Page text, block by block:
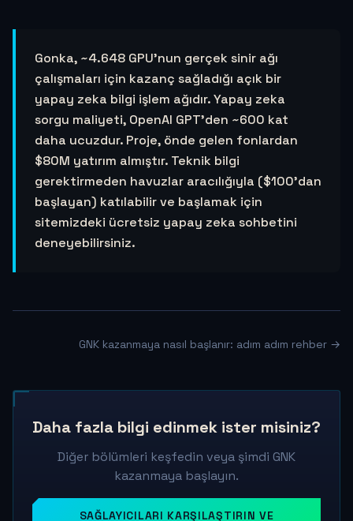
Gonka, ~4.648 GPU'nun gerçek sinir ağı
çalışmaları için kazanç sağladığı açık bir
yapay zeka bilgi işlem ağıdır. Yapay zeka
sorgu maliyeti, OpenAI GPT'den ~600 kat
daha ucuzdur. Proje, önde gelen fonlardan
$80M yatırım almıştır. Teknik bilgi
gerektirmeden havuzlar aracılığıyla ($100'dan
başlayan) katılabilir ve başlamak için
sitemizdeki ücretsiz yapay zeka sohbetini
deneyebilirsiniz.
GNK kazanmaya nasıl başlanır: adım adım rehber →
Daha fazla bilgi edinmek ister misiniz?
Diğer bölümleri keşfedin veya şimdi GNK
kazanmaya başlayın.
SAĞLAYICILARI KARŞILAŞTIRIN VE